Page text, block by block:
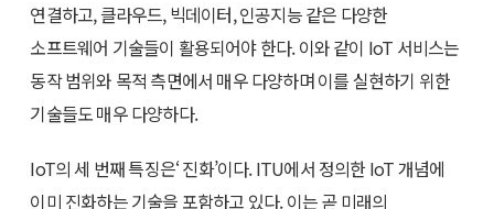
연결하고, 클라우드, 빅데이터, 인공지능 같은 다양한
소프트웨어 기술들이 활용되어야 한다. 이와 같이 IoT 서비스는
동작 범위와 목적 측면에서 매우 다양하며 이를 실현하기 위한
기술들도 매우 다양하다.
IoT의 세 번째 특징은‘ 진화’이다. ITU에서 정의한 IoT 개념에
이미 진화하는 기술을 포함하고 있다. 이는 곧 미래의